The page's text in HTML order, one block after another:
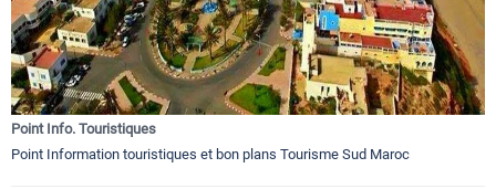
Point Info. Touristiques
Point Information touristiques et bon plans Tourisme Sud Maroc